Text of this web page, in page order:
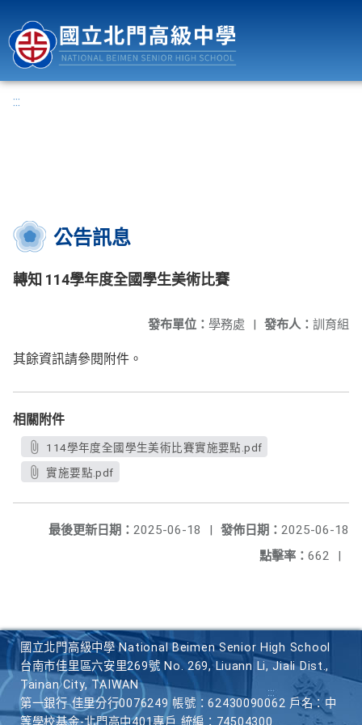
:::
公告訊息
轉知 114學年度全國學生美術比賽
發布人： 訓育組
發布單位： 學務處 |
其餘資訊請參閱附件。
相關附件
114學年度全國學生美術比賽實施要點.pdf
實施要點.pdf
發佈日期： 2025-06-18
最後更新日期： 2025-06-18
|
點擊率： 662 |
國立北門高級中學 National Beimen Senior High School
台南市佳里區六安里269號 No. 269, Liuann Li, Jiali Dist.,
Tainan City, TAIWAN
第一銀行 佳里分行0076249 帳號：62430090062 戶名：中
等學校基金-北門高中401專戶 統編：74504300